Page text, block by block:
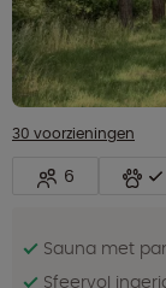
30 voorzieningen
6
Sauna met
Sfeervol